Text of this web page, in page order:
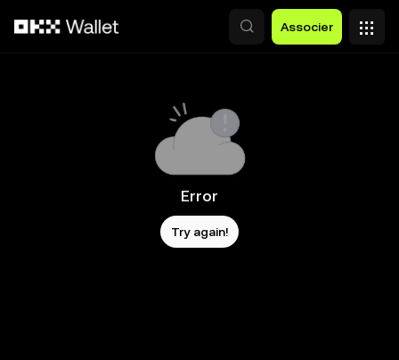
Associer
Error
Try again!